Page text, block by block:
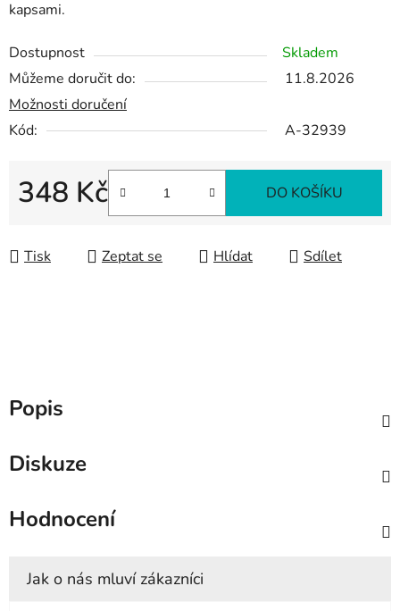
kapsami.
Dostupnost
Skladem
Můžeme doručit do:
11.8.2026
Možnosti doručení
Kód:
A-32939
348 Kč DO KOŠÍKU
Tisk Zeptat se Hlídat Sdílet
Popis
Diskuze
Hodnocení